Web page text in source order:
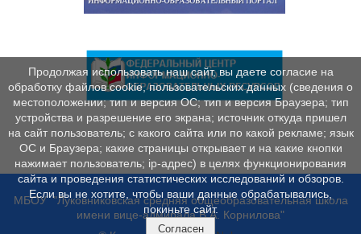
МБОУ "Луковниковская средняя общеобразовательная школа
имени вице-адмирала В.А. Корнилова"
Продолжая использовать наш сайт, вы даете согласие на
обработку файлов cookie, пользовательских данных (сведения о
местоположении; тип и версия ОС; тип и версия Браузера; тип
устройства и разрешение его экрана; источник откуда пришел
на сайт пользователь; с какого сайта или по какой рекламе; язык
ОС и Браузера; какие страницы открывает и на какие кнопки
нажимает пользователь; ip-адрес) в целях функционирования
сайта и проведения статистических исследований и обзоров.
Если вы не хотите, чтобы ваши данные обрабатывались,
покиньте сайт.
Согласен